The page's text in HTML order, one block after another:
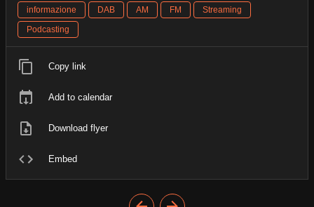
informazione
DAB AM FM
Streaming
Podcasting
Copy link
Add to calendar
Download flyer
Embed